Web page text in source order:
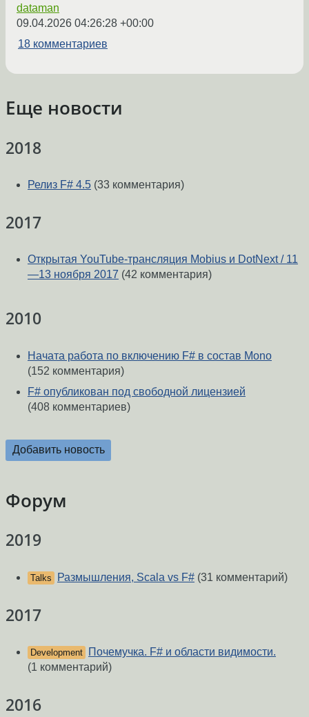
dataman
09.04.2026 04:26:28 +00:00
18 комментариев
Еще новости
2018
Релиз F# 4.5 (33 комментария)
2017
Открытая YouTube-трансляция Mobius и DotNext / 11
—13 ноября 2017 (42 комментария)
2010
Начата работа по включению F# в состав Mono
(152 комментария)
F# опубликован под свободной лицензией
(408 комментариев)
Добавить новость
Форум
2019
Talks Размышления, Scala vs F# (31 комментарий)
2017
Development
Почемучка. F# и области видимости.
(1 комментарий)
2016